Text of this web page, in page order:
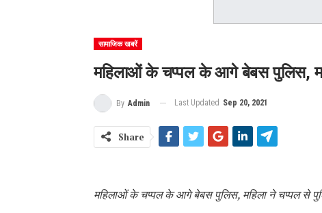
सामाजिक खबरें
महिलाओं के चप्पल के आगे बेबस पुलिस,
By Admin Last Updated Sep 20, 2021
Share
महिलाओं के चप्पल के आगे बेबस पुलिस, महिला ने चप्पल से